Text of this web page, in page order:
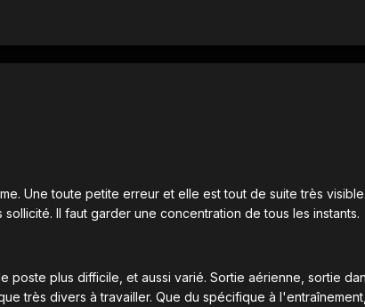
Une toute petite erreur et elle est tout de suite très
Il faut garder une concentration de tous les instants.
poste plus difficile, et aussi varié. Sortie aérienne, sortie
très divers à travailler. Que du spécifique à